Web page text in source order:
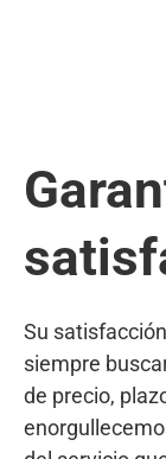
Su
siempre
de precio,